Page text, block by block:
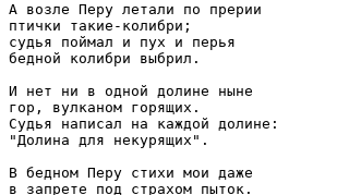
А возле Перу летали по прерии
птички такие-колибри;
судья поймал и пух и перья
бедной колибри выбрил.
И нет ни в одной долине ныне
гор, вулканом горящих.
Судья написал на каждой долине:
"Долина для некурящих".
В бедном Перу стихи мои даже
в запрете под страхом пыток.